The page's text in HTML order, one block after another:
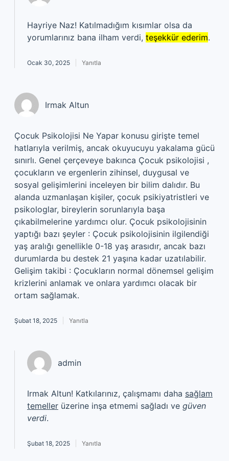
Hayriye Naz! Katılmadığım kısımlar olsa da
yorumlarınız bana ilham verdi, teşekkür ederim.
Ocak 30, 2025 Yanıtla
Irmak Altun
Çocuk Psikolojisi Ne Yapar konusu girişte temel
hatlarıyla verilmiş, ancak okuyucuyu yakalama gücü
sınırlı. Genel çerçeveye bakınca Çocuk psikolojisi ,
çocukların ve ergenlerin zihinsel, duygusal ve
sosyal gelişimlerini inceleyen bir bilim dalıdır. Bu
alanda uzmanlaşan kişiler, çocuk psikiyatristleri ve
psikologlar, bireylerin sorunlarıyla başa
çıkabilmelerine yardımcı olur. Çocuk psikolojisinin
yaptığı bazı şeyler : Çocuk psikolojisinin ilgilendiği
yaş aralığı genellikle 0-18 yaş arasıdır, ancak bazı
durumlarda bu destek 21 yaşına kadar uzatılabilir.
Gelişim takibi : Çocukların normal dönemsel gelişim
krizlerini anlamak ve onlara yardımcı olacak bir
ortam sağlamak.
Şubat 18, 2025 Yanıtla
admin
Irmak Altun! Katkılarınız, çalışmamı daha sağlam
temeller üzerine inşa etmemi sağladı ve güven
verdi.
Şubat 18, 2025 Yanıtla